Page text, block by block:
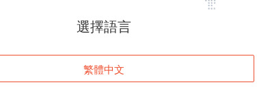
頁面無法顯示
登入
選擇語言
繁體中文